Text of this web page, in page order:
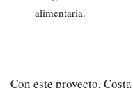
alimentaria.
​Con este proyecto,